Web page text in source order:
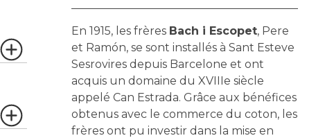
En 1915, les frères Bach i Escopet, Pere
et Ramón, se sont installés à Sant Esteve
Sesrovires depuis Barcelone et ont
acquis un domaine du XVIIIe siècle
appelé Can Estrada. Grâce aux bénéfices
obtenus avec le commerce du coton, les
frères ont pu investir dans la mise en